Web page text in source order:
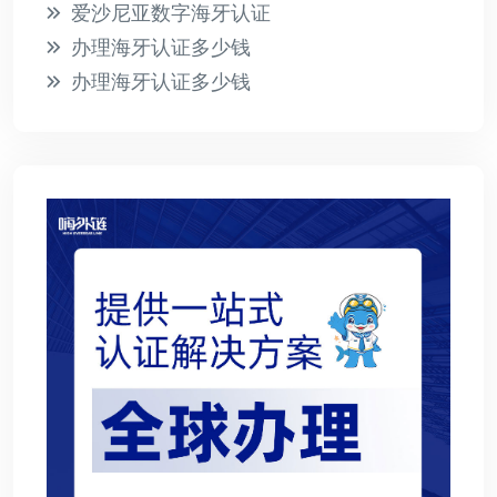
爱沙尼亚数字海牙认证
办理海牙认证多少钱
办理海牙认证多少钱